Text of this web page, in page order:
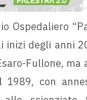
Ospedaliero
inizi degli anni
Fullone,
1989, con